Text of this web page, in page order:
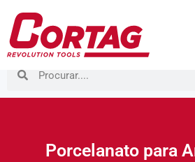
Porcelanato para